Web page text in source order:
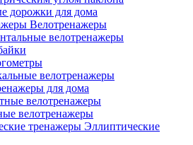
дорожки для дома
Велотренажеры
велотренажеры
велотренажеры
для дома
велотренажеры
велотренажеры
Эллиптические